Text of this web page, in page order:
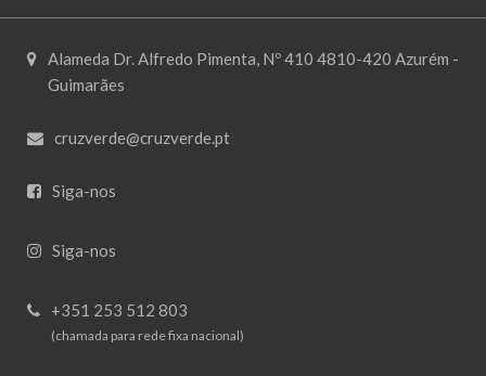
Alameda Dr. Alfredo Pimenta, Nº 410 4810-420 Azurém -
Guimarães
cruzverde@cruzverde.pt
Siga-nos
Siga-nos
+351 253 512 803
(chamada para rede fixa nacional)